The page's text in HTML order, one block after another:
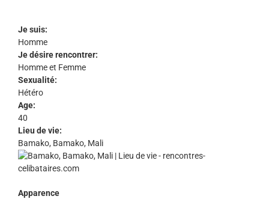
Je suis:
Homme
Je désire rencontrer:
Homme et Femme
Sexualité:
Hétéro
Age:
40
Lieu de vie:
Bamako, Bamako, Mali
Apparence